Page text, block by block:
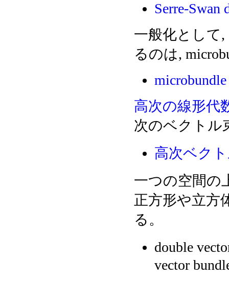
Serre-Swan
一般化として
るのは,
microbundle
高次の線形代
次のベクトル
高次ベク
一つの空間の
正方形や立方
る。
double
vector